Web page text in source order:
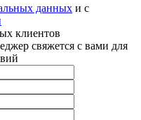
данных и с
клиентов
свяжется с вами для